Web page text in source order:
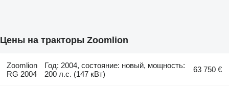
Цены на тракторы Zoomlion
Zoomlion
RG 2004
Год: 2004, состояние: новый, мощность:
200 л.с. (147 кВт)
63 750 €